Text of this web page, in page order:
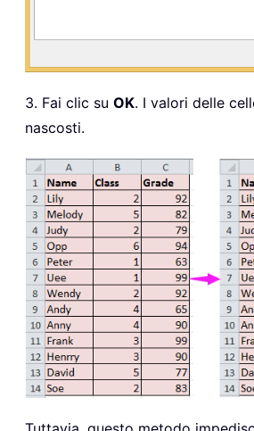
3. Fai clic su OK. I valori delle
nascosti.